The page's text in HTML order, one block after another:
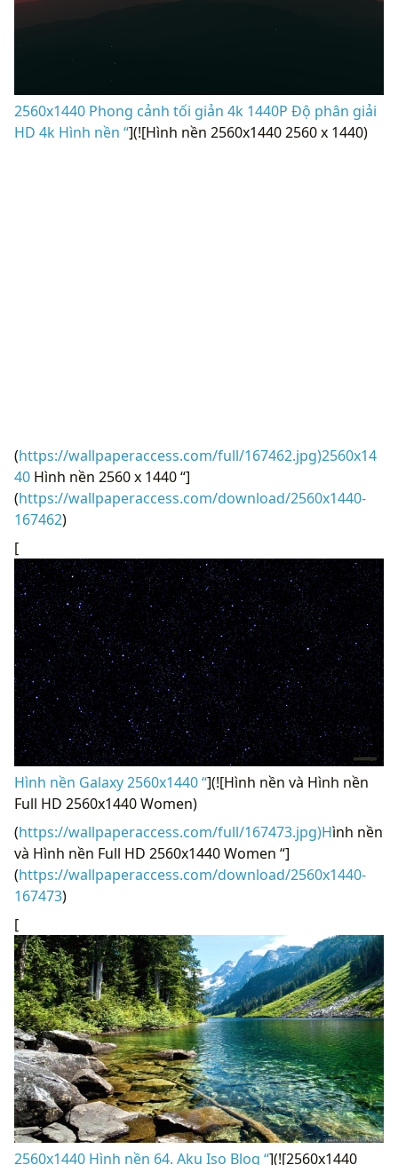
2560x1440 Phong cảnh tối giản 4k 1440P Độ phân giải
HD 4k Hình nền “](![Hình nền 2560x1440 2560 x 1440)
(https://wallpaperaccess.com/full/167462.jpg)2560x14
40 Hình nền 2560 x 1440 “]
(https://wallpaperaccess.com/download/2560x1440-
167462)
[
Hình nền Galaxy 2560x1440 “](![Hình nền và Hình nền
Full HD 2560x1440 Women)
(https://wallpaperaccess.com/full/167473.jpg)Hình nền
và Hình nền Full HD 2560x1440 Women “]
(https://wallpaperaccess.com/download/2560x1440-
167473)
[
2560x1440 Hình nền 64. Aku Iso Blog “](![2560x1440